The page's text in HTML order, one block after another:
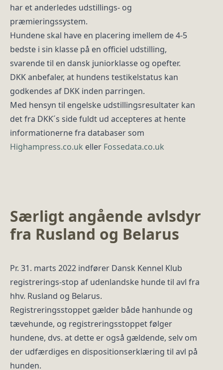
har et anderledes udstillings- og
præmieringssystem.
Hundene skal have en placering imellem de 4-5
bedste i sin klasse på en officiel udstilling,
svarende til en dansk juniorklasse og opefter.
DKK anbefaler, at hundens testikelstatus kan
godkendes af DKK inden parringen.
Med hensyn til engelske udstillingsresultater kan
det fra DKK´s side fuldt ud accepteres at hente
informationerne fra databaser som
Highampress.co.uk eller Fossedata.co.uk
Særligt angående avlsdyr
fra Rusland og Belarus
Pr. 31. marts 2022 indfører Dansk Kennel Klub
registrerings-stop af udenlandske hunde til avl fra
hhv. Rusland og Belarus.
Registreringsstoppet gælder både hanhunde og
tævehunde, og registreringsstoppet følger
hundene, dvs. at dette er også gældende, selv om
der udfærdiges en dispositionserklæring til avl på
hunden.